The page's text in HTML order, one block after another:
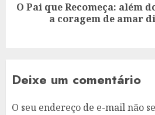
Next
O Pai que Recomeça: além
a coragem de amar
Deixe um comentário
O seu endereço de e-mail não